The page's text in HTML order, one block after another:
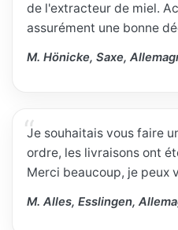
de l'extracteur de miel.
assurément une bonne
M. Hönicke, Saxe,
Je souhaitais vous faire
ordre, les livraisons ont
Merci beaucoup, je peux
M. Alles, Esslingen,